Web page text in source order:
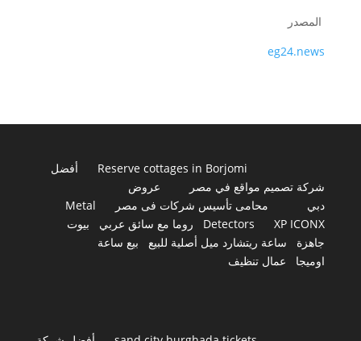
المصدر
eg24.news
Reserve cottages in Borjomi
أفضل
شركة تصميم مواقع في مصر
عروض
دبي
محامى تأسيس شركات فى مصر
Metal
Detectors
XP ICONX روما مع سائق عربي
بيوت
جاهزة
ساعة ريتشارد ميل أصلية للبيع
بيع ساعة
اوميجا
عمال تنظيف